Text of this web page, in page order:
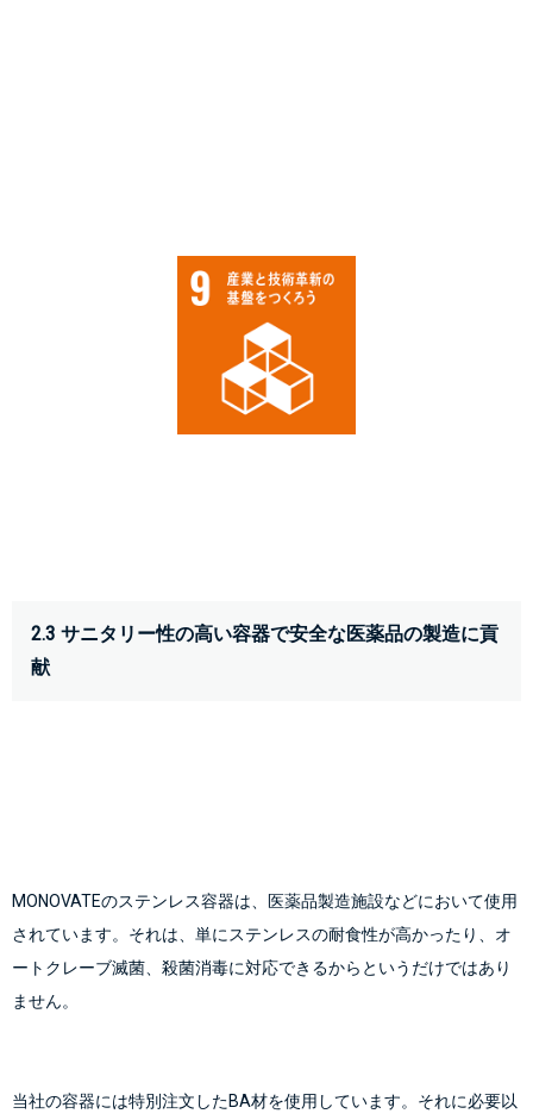
2.3 サニタリー性の高い容器で安全な医薬品の製造に貢
献
MONOVATEのステンレス容器は、医薬品製造施設などにおいて使用
されています。それは、単にステンレスの耐食性が高かったり、オ
ートクレーブ滅菌、殺菌消毒に対応できるからというだけではあり
ません。
当社の容器には特別注文したBA材を使用しています。それに必要以